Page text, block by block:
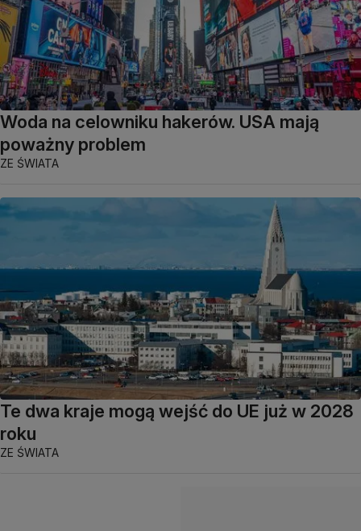
Woda na celowniku hakerów. USA mają
poważny problem
ZE ŚWIATA
Te dwa kraje mogą wejść do UE już w 2028
roku
ZE ŚWIATA